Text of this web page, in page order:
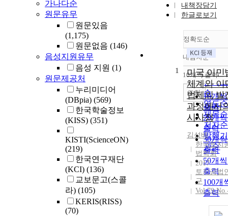
가나다순
원문유무
원문있음
(1,175)
원문없음 (146)
음성지원유무
음성 지원 (1)
원문제공처
누리미디어
(DBpia) (569)
한국학술정보
(KISS) (351)
KISTI(ScienceON)
(219)
한국연구재단
(KCI) (136)
교보문고(스콜
라) (105)
KERIS(RISS)
(70)
내책장담기
한글로보기
정확도순
정확도
순
인기도
순
연도순
제목순
저자순
발행기
관순
내림차순
내림
10개씩 출력
10개씩
출력
20개씩
출력
30개씩
출력
50개씩
출력
100개
출력
조회
1
미국 이민
체계와 이
법제의 발
과정에서
시사점
김성배
한국토지
법학회
2017
토지공법
구
Vol.79